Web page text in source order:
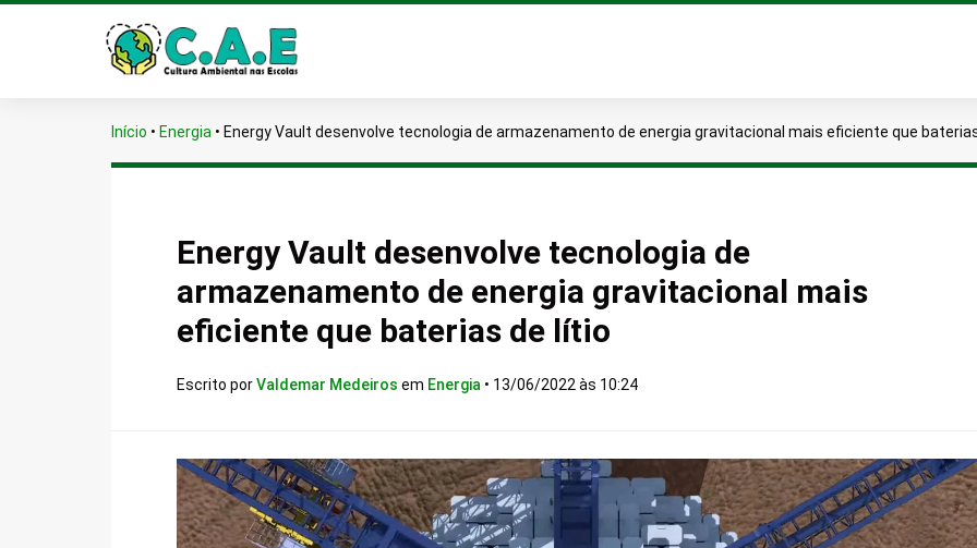
Início • Energia • Energy Vault desenvolve tecnologia de armazenamento de energia gravitacional mais eficiente que
Energy Vault desenvolve tecnologia de
armazenamento de energia gravitacional mais
eficiente que baterias de lítio
Escrito porValdemar Medeiros em Energia • 13/06/2022 às 10:24